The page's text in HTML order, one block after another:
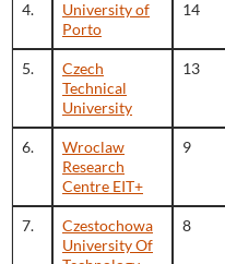
4.
University of
Porto
14
5.
Czech
Technical
University
13
6.
Wroclaw
Research
Centre EIT+
9
7.
Czestochowa
University Of
8